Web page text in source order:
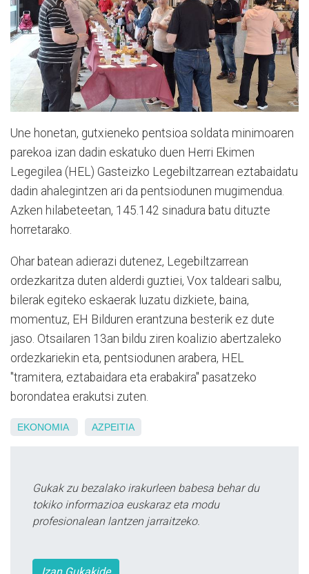
Une honetan, gutxieneko pentsioa soldata minimoaren
parekoa izan dadin eskatuko duen Herri Ekimen
Legegilea (HEL) Gasteizko Legebiltzarrean eztabaidatu
dadin ahalegintzen ari da pentsiodunen mugimendua.
Azken hilabeteetan, 145.142 sinadura batu dituzte
horretarako.
Ohar batean adierazi dutenez, Legebiltzarrean
ordezkaritza duten alderdi guztiei, Vox taldeari salbu,
bilerak egiteko eskaerak luzatu dizkiete, baina,
momentuz, EH Bilduren erantzuna besterik ez dute
jaso. Otsailaren 13an bildu ziren koalizio abertzaleko
ordezkariekin eta, pentsiodunen arabera, HEL
"tramitera, eztabaidara eta erabakira" pasatzeko
borondatea erakutsi zuten.
EKONOMIA AZPEITIA
Gukak zu bezalako irakurleen babesa behar du
tokiko informazioa euskaraz eta modu
profesionalean lantzen jarraitzeko.